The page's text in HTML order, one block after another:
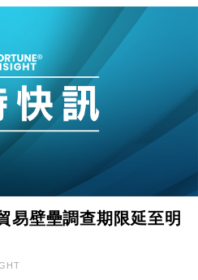
易壁壘調查期限延至明